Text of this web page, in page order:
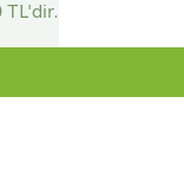
TL'dir.